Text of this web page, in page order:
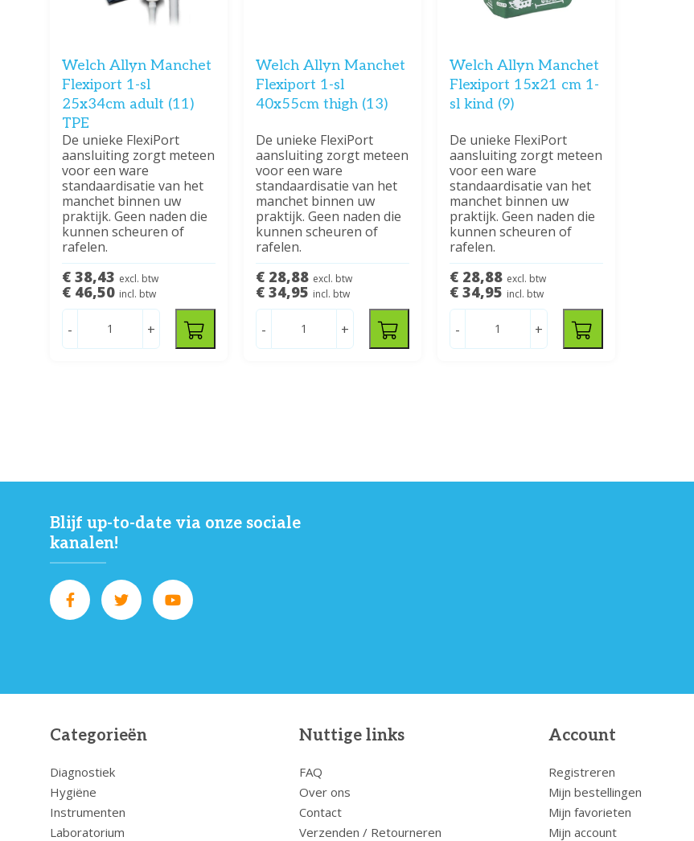
Welch Allyn Manchet
Flexiport 1-sl
25x34cm adult (11)
TPE
De unieke FlexiPort
aansluiting zorgt meteen
voor een ware
standaardisatie van het
manchet binnen uw
praktijk. Geen naden die
kunnen scheuren of
rafelen.
€ 38,43 excl. btw
€ 46,50 incl. btw
- +
Welch Allyn Manchet
Flexiport 1-sl
40x55cm thigh (13)
De unieke FlexiPort
aansluiting zorgt meteen
voor een ware
standaardisatie van het
manchet binnen uw
praktijk. Geen naden die
kunnen scheuren of
rafelen.
€ 28,88 excl. btw
€ 34,95 incl. btw
- +
Welch Allyn Manchet
Flexiport 15x21 cm 1-
sl kind (9)
De unieke FlexiPort
aansluiting zorgt meteen
voor een ware
standaardisatie van het
manchet binnen uw
praktijk. Geen naden die
kunnen scheuren of
rafelen.
€ 28,88 excl. btw
€ 34,95 incl. btw
- +
Blijf up-to-date via onze sociale
kanalen!
Categorieën
Diagnostiek
Hygiëne
Instrumenten
Laboratorium
Nuttige links
FAQ
Over ons
Contact
Verzenden / Retourneren
Account
Registreren
Mijn bestellingen
Mijn favorieten
Mijn account